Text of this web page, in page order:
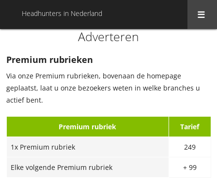
Headhunters in Nederland
Adverteren
Premium rubrieken
Via onze Premium rubrieken, bovenaan de homepage
geplaatst, laat u onze bezoekers weten in welke branches u
actief bent.
Premium rubriek Tarief
1x Premium rubriek 249
Elke volgende Premium rubriek + 99